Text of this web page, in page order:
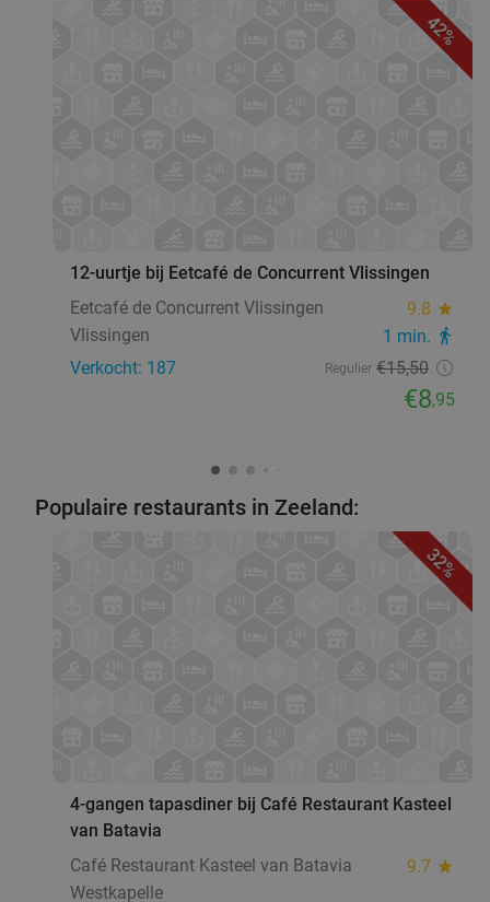
42%
12-uurtje bij Eetcafé de Concurrent Vlissingen
Eetcafé de Concurrent Vlissingen
9.8 star
Vlissingen 1 min. directions_walk
Verkocht: 187 Regulier €15,50
€8,95
Populaire restaurants in Zeeland:
32%
4-gangen tapasdiner bij Café Restaurant Kasteel
van Batavia
Café Restaurant Kasteel van Batavia
9.7 star
Westkapelle